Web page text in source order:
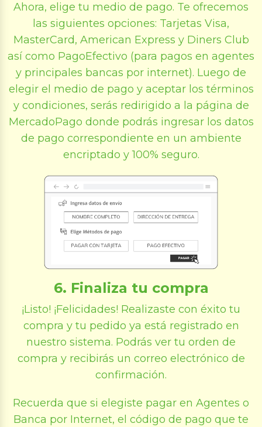
Ahora, elige tu medio de pago. Te ofrecemos
las siguientes opciones: Tarjetas Visa,
MasterCard, American Express y Diners Club
así como PagoEfectivo (para pagos en agentes
y principales bancas por internet). Luego de
elegir el medio de pago y aceptar los términos
y condiciones, serás redirigido a la página de
MercadoPago donde podrás ingresar los datos
de pago correspondiente en un ambiente
encriptado y 100% seguro.
6. Finaliza tu compra
¡Listo! ¡Felicidades! Realizaste con éxito tu
compra y tu pedido ya está registrado en
nuestro sistema. Podrás ver tu orden de
compra y recibirás un correo electrónico de
confirmación.
Recuerda que si elegiste pagar en Agentes o
Banca por Internet, el código de pago que te